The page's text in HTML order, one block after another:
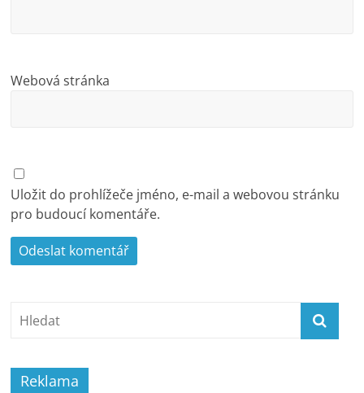
Webová stránka
Uložit do prohlížeče jméno, e-mail a webovou stránku
pro budoucí komentáře.
Reklama